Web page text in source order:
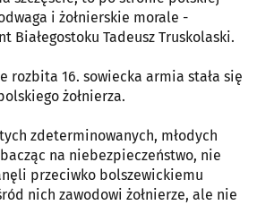
i żołnierskie morale -
Białegostoku Tadeusz Truskolaski.
rozbita 16. sowiecka armia stała się
żołnierza.
zdeterminowanych, młodych
na niebezpieczeństwo, nie
przeciwko bolszewickiemu
nich zawodowi żołnierze, ale nie